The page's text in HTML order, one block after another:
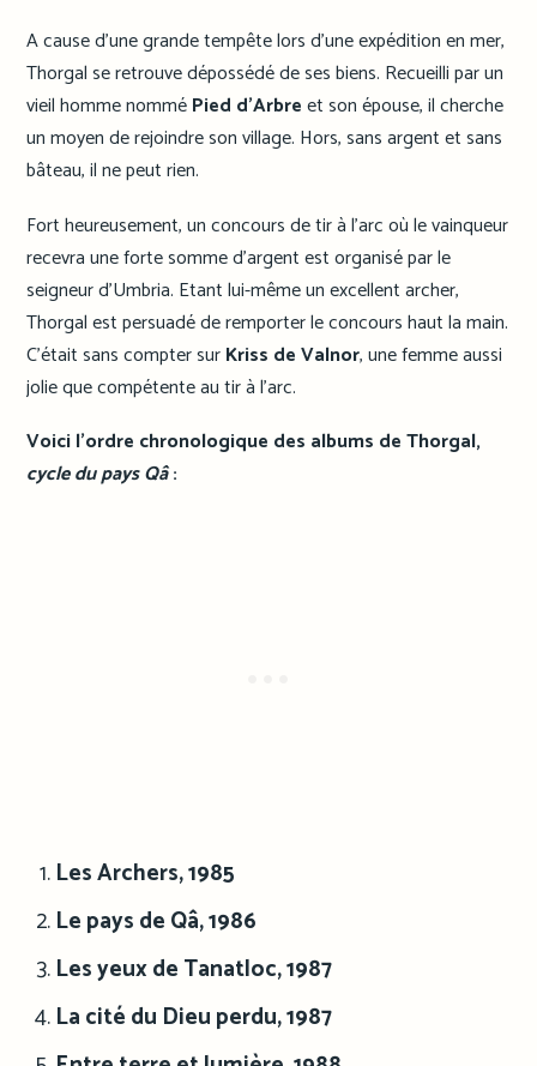
A cause d’une grande tempête lors d’une expédition en mer,
Thorgal se retrouve dépossédé de ses biens. Recueilli par un
vieil homme nomméPied d’Arbreet son épouse, il cherche
un moyen de rejoindre son village. Hors, sans argent et sans
bâteau, il ne peut rien.
Fort heureusement, un concours de tir à l’arc où le vainqueur
recevra une forte somme d’argent est organisé par le
seigneur d’Umbria. Etant lui-même un excellent archer,
Thorgal est persuadé de remporter le concours haut la main.
C’était sans compter surKriss de Valnor, une femme aussi
jolie que compétente au tir à l’arc.
Voici l’ordre chronologique des albums de Thorgal,
cycle du pays Qâ:
Les Archers, 1985
Le pays de Qâ, 1986
Les yeux de Tanatloc, 1987
La cité du Dieu perdu, 1987